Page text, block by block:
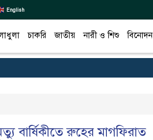
English
চাকরি জাতীয় নারী ও শিশু বিনোদন
বার্ষিকীতে রুহের মাগফিরাত